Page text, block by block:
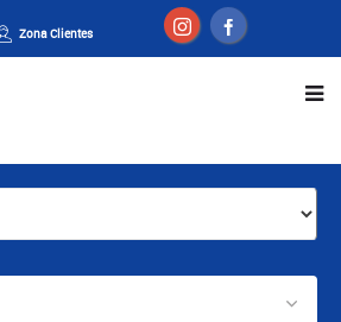
Zona Clientes